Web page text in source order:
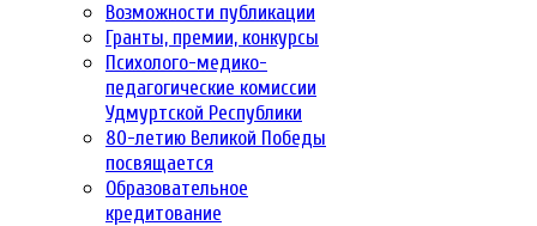
Возможности публикации
Гранты, премии, конкурсы
Психолого-медико-
педагогические комиссии
Удмуртской Республики
80-летию Великой Победы
посвящается
Образовательное
кредитование